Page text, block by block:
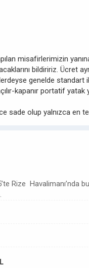
misafirlerimizin
bildiririz. Ücret
genelde standart
kapanır portatif
sade olup yalnızca en
Rize Havalimanı’nda